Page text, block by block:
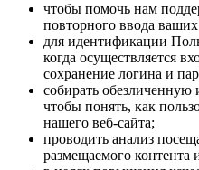
чтобы помочь нам
повторного ввода
для идентификации
когда осуществляется
сохранение логина и
собирать
чтобы понять, как
нашего веб-сайта;
проводить анализ
размещаемого контента